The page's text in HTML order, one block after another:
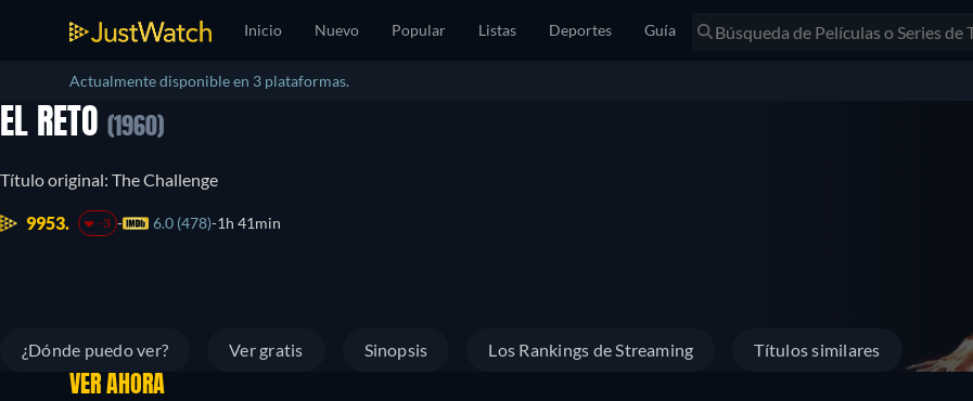
Inicio Nuevo Popular Listas Deportes Guía
Actualmente disponible en 3 plataformas.
EL RETO (1960)
Título original: The Challenge
9953. -3 6.0 (478) 1h 41min
¿Dónde puedo ver? Ver gratis Sinopsis Los Rankings de Streaming Títulos similares
VER AHORA